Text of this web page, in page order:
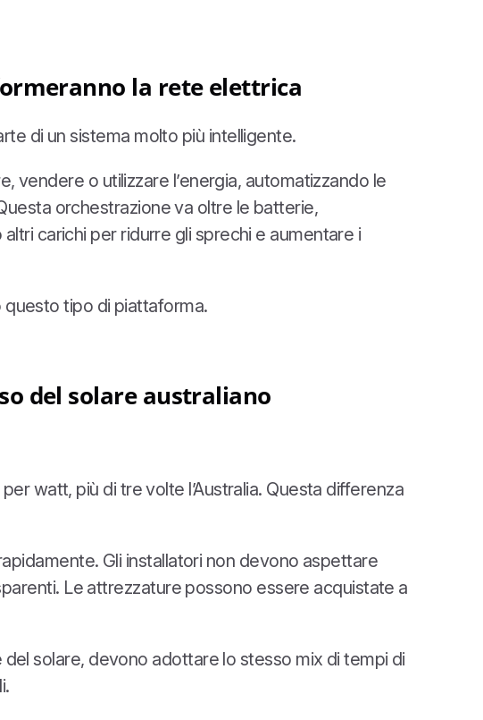
la rete elettrica
di un sistema molto più intelligente.
o utilizzare l’energia, automatizzando le
orchestrazione va oltre le batterie,
carichi per ridurre gli sprechi e aumentare i
questo tipo di piattaforma.
del solare australiano
watt, più di tre volte l’Australia. Questa differenza
Gli installatori non devono aspettare
Le attrezzature possono essere acquistate a
solare, devono adottare lo stesso mix di tempi di